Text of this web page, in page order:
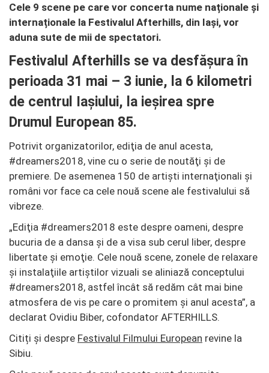
Cele 9 scene pe care vor concerta nume naționale și
internaționale la Festivalul Afterhills, din Iași, vor
aduna sute de mii de spectatori.
Festivalul Afterhills se va desfăşura în
perioada 31 mai – 3 iunie, la 6 kilometri
de centrul Iaşiului, la ieşirea spre
Drumul European 85.
Potrivit organizatorilor, ediţia de anul acesta,
#dreamers2018, vine cu o serie de noutăţi şi de
premiere. De asemenea 150 de artişti internaţionali şi
români vor face ca cele nouă scene ale festivalului să
vibreze.
„Ediţia #dreamers2018 este despre oameni, despre
bucuria de a dansa şi de a visa sub cerul liber, despre
libertate şi emoţie. Cele nouă scene, zonele de relaxare
şi instalaţiile artiştilor vizuali se aliniază conceptului
#dreamers2018, astfel încât să redăm cât mai bine
atmosfera de vis pe care o promitem şi anul acesta”, a
declarat Ovidiu Biber, cofondator AFTERHILLS.
Citiți și despre Festivalul Filmului European revine la
Sibiu.